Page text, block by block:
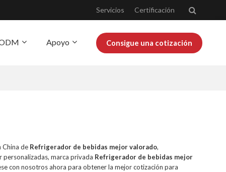
Servicios Certificación
Apoyo Consigue una cotización
China de Refrigerador de bebidas mejor valorado,
personalizadas, marca privada Refrigerador de bebidas mejor
con nosotros ahora para obtener la mejor cotización para